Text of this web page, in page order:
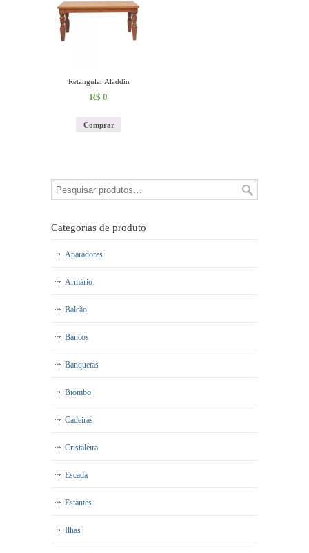
Retangular Aladdin
R$ 0
Comprar
Categorias de produto
Aparadores
Armário
Balcão
Bancos
Banquetas
Biombo
Cadeiras
Cristaleira
Escada
Estantes
Ilhas